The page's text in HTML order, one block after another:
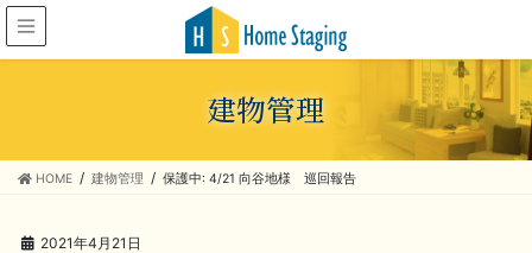
建物管理
HOME 建物管理 保護中: 4/21 向谷地様 巡回報告
2021年4月21日